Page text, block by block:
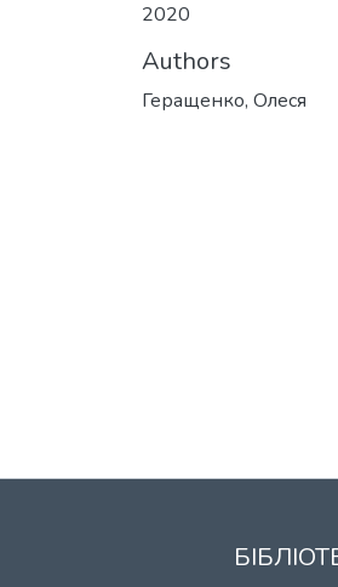
2020
Authors
Геращенко, Олеся